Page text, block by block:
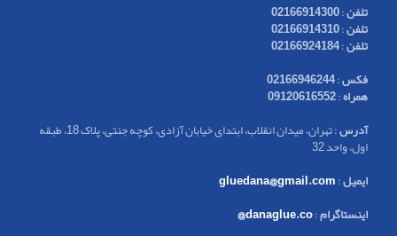
تلفن:
02166914300
تلفن:
02166914310
تلفن:
02166924184
فکس:
02166946244
همراه:
09120616552
آدرس
: تهران، میدان انقلاب، ابتدای خیابان آزادی، کوچه جنتی، پلاک 18، طبقه
اول، واحد 32
ایمیل:
gluedana@gmail.com
اینستاگرام:
danaglue.co@